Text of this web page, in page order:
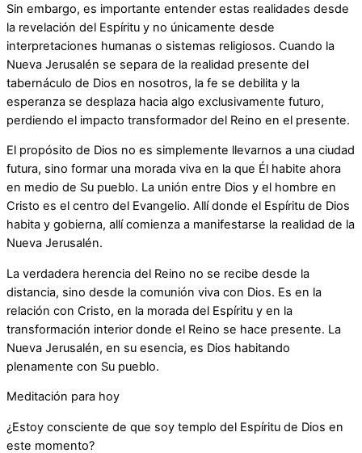
Sin embargo, es importante entender estas realidades desde
la revelación del Espíritu y no únicamente desde
interpretaciones humanas o sistemas religiosos. Cuando la
Nueva Jerusalén se separa de la realidad presente del
tabernáculo de Dios en nosotros, la fe se debilita y la
esperanza se desplaza hacia algo exclusivamente futuro,
perdiendo el impacto transformador del Reino en el presente.
El propósito de Dios no es simplemente llevarnos a una ciudad
futura, sino formar una morada viva en la que Él habite ahora
en medio de Su pueblo. La unión entre Dios y el hombre en
Cristo es el centro del Evangelio. Allí donde el Espíritu de Dios
habita y gobierna, allí comienza a manifestarse la realidad de la
Nueva Jerusalén.
La verdadera herencia del Reino no se recibe desde la
distancia, sino desde la comunión viva con Dios. Es en la
relación con Cristo, en la morada del Espíritu y en la
transformación interior donde el Reino se hace presente. La
Nueva Jerusalén, en su esencia, es Dios habitando
plenamente con Su pueblo.
Meditación para hoy
¿Estoy consciente de que soy templo del Espíritu de Dios en
este momento?